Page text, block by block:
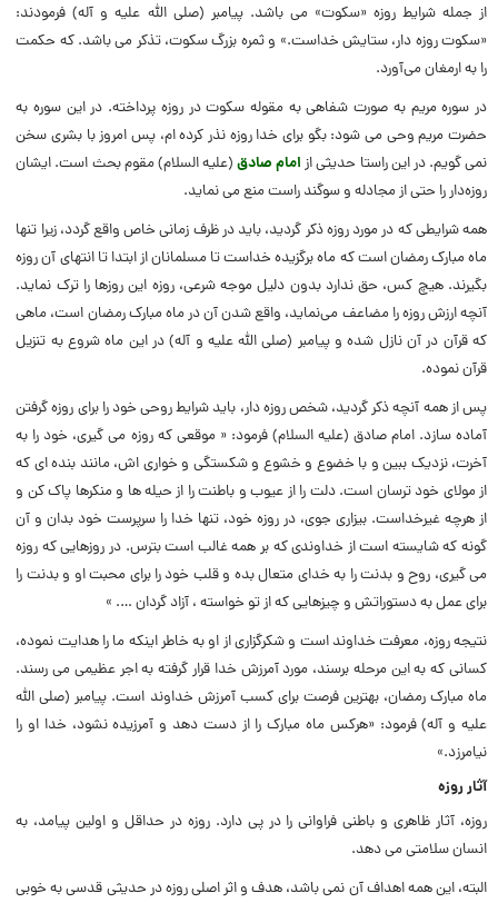
از جمله شرایط روزه «سکوت» می‌ باشد. پیامبر (صلی الله علیه و آله) فرمودند:
«سکوت روزه دار، ستایش خداست.» و ثمره بزرگ سکوت، تذکر می‌ باشد. که حکمت
را به ارمغان می‌آورد.
در سوره مریم به صورت شفاهی به مقوله سکوت در روزه پرداخته. در این سوره به
حضرت مریم وحی می‌ شود: بگو برای خدا روزه نذر کرده‌ ام، پس امروز با بشری سخن
نمی‌ گویم. در این راستا حدیثی ازامام صادق(علیه السلام) مقوم بحث است. ایشان
روزه‌دار را حتی از مجادله و سوگند راست منع می‌ نماید.
همه شرایطی که در مورد روزه ذکر گردید، باید در ظرف زمانی خاص واقع گردد، زیرا تنها
ماه مبارک رمضان است که ماه برگزیده خداست تا مسلمانان از ابتدا تا انتهای آن روزه
بگیرند. هیچ کس، حق ندارد بدون دلیل موجه شرعی، روزه این روزها را ترک نماید.
آنچه ارزش روزه را مضاعف می‌نماید، واقع شدن آن در ماه مبارک رمضان است، ماهی
که قرآن در آن نازل شده و پیامبر (صلی الله علیه و آله) در این ماه شروع به تنزیل
قرآن نموده.
پس از همه آنچه ذکر گردید، شخص روزه دار، باید شرایط روحی خود را برای روزه گرفتن
آماده سازد. امام صادق (علیه السلام) فرمود: « موقعی که روزه می‌ گیری، خود را به
آخرت، نزدیک ببین و با خضوع و خشوع و شکستگی و خواری‌ اش، مانند بنده‌ ای که
از مولای خود ترسان است. دلت را از عیوب و باطنت را از حیله‌ ها و منکرها پاک کن و
از هرچه غیرخداست. بیزاری جوی، در روزه خود، تنها خدا را سرپرست خود بدان و آن
گونه که شایسته است از خداوندی که بر همه غالب است بترس. در روزهایی که روزه
می‌ گیری، روح و بدنت را به خدای متعال بده و قلب خود را برای محبت او و بدنت را
برای عمل به دستوراتش و چیزهایی که از تو خواسته ، آزاد گردان …. »
نتیجه روزه، معرفت خداوند است و شکرگزاری از او به خاطر اینکه ما را هدایت نموده،
کسانی که به این مرحله برسند، مورد آمرزش خدا قرار گرفته به اجر عظیمی می‌ رسند.
ماه مبارک رمضان، بهترین فرصت برای کسب آمرزش خداوند است. پیامبر (صلی الله
علیه و آله) فرمود: «هرکس ماه مبارک را از دست دهد و آمرزیده نشود، خدا او را
نیامرزد.»
آثار روزه
روزه، آثار ظاهری و باطنی فراوانی را در پی دارد. روزه در حداقل و اولین پیامد، به
انسان سلامتی می‌ دهد.
البته، این همه اهداف آن نمی‌ باشد، هدف و اثر اصلی روزه در حدیثی قدسی به خوبی